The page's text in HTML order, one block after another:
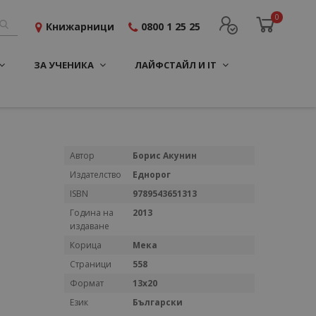
0
Книжарници 0800 1 25 25
ЗА УЧЕНИКА ЛАЙФСТАЙЛ И IT
Повече
Автор
Борис Акунин
Издателство
Еднорог
ISBN
9789543651313
Година на
издаване
2013
Корица
Мека
Страници
558
Формат
13x20
Език
Български